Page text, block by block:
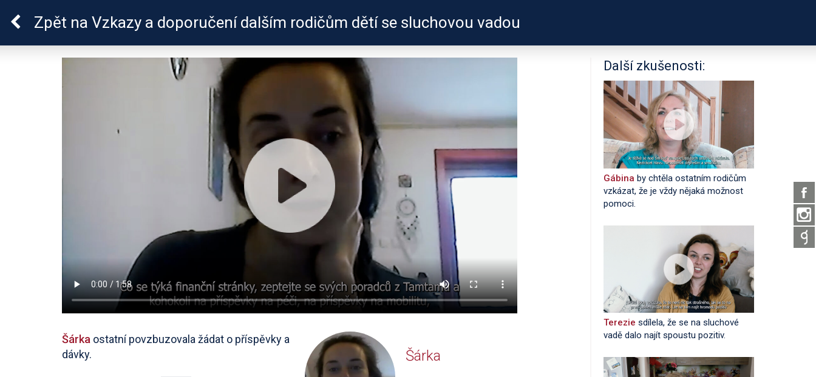
Sluchová vada u dětí ZKUŠENOSTI PROFILY ÚČASTNÍKŮ UŽITEČNÉ ODKAZY
Zpět na Vzkazy a doporučení dalším rodičům dětí se sluchovou vadou
Šárka ostatní povzbuzovala žádat o příspěvky a
dávky.
Šárka
Další zkušenosti:
Gábina by chtěla ostatním rodičům
vzkázat, že je vždy nějaká možnost
pomoci.
Terezie sdílela, že se na sluchové
vadě dalo najít spoustu pozitiv.